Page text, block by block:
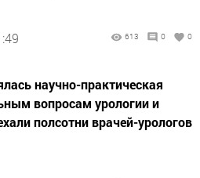
613 0 0
научно-практическая
вопросам урологии и
полсотни врачей-урологов